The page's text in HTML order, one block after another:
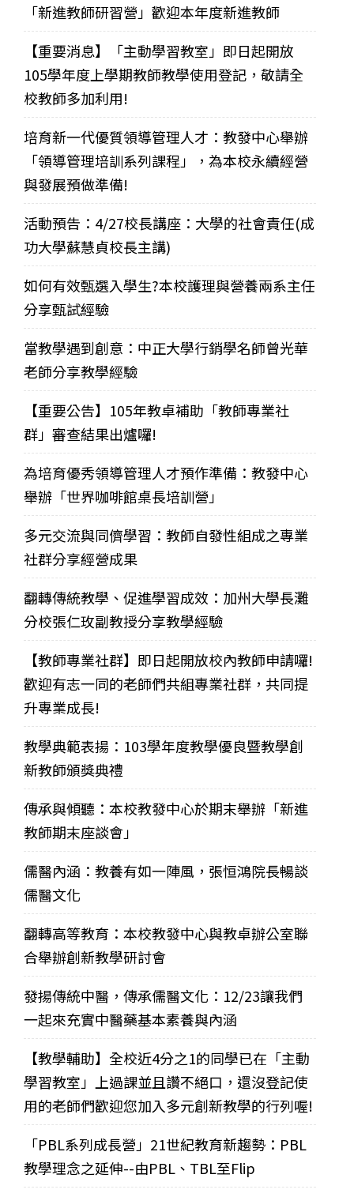
「新進教師研習營」歡迎本年度新進教師
【重要消息】「主動學習教室」即日起開放
105學年度上學期教師教學使用登記，敬請全
校教師多加利用!
培育新一代優質領導管理人才：教發中心舉辦
「領導管理培訓系列課程」，為本校永續經營
與發展預做準備!
活動預告：4/27校長講座：大學的社會責任(成
功大學蘇慧貞校長主講)
如何有效甄選入學生?本校護理與營養兩系主任
分享甄試經驗
當教學遇到創意：中正大學行銷學名師曾光華
老師分享教學經驗
【重要公告】105年教卓補助「教師專業社
群」審查結果出爐囉!
為培育優秀領導管理人才預作準備：教發中心
舉辦「世界咖啡館桌長培訓營」
多元交流與同儕學習：教師自發性組成之專業
社群分享經營成果
翻轉傳統教學、促進學習成效：加州大學長灘
分校張仁玫副教授分享教學經驗
【教師專業社群】即日起開放校內教師申請囉!
歡迎有志一同的老師們共組專業社群，共同提
升專業成長!
教學典範表揚：103學年度教學優良暨教學創
新教師頒獎典禮
傳承與傾聽：本校教發中心於期末舉辦「新進
教師期末座談會」
儒醫內涵：教養有如一陣風，張恒鴻院長暢談
儒醫文化
翻轉高等教育：本校教發中心與教卓辦公室聯
合舉辦創新教學研討會
發揚傳統中醫，傳承儒醫文化：12/23讓我們
一起來充實中醫藥基本素養與內涵
【教學輔助】全校近4分之1的同學已在「主動
學習教室」上過課並且讚不絕口，還沒登記使
用的老師們歡迎您加入多元創新教學的行列喔!
「PBL系列成長營」21世紀教育新趨勢：PBL
教學理念之延伸--由PBL、TBL至Flip